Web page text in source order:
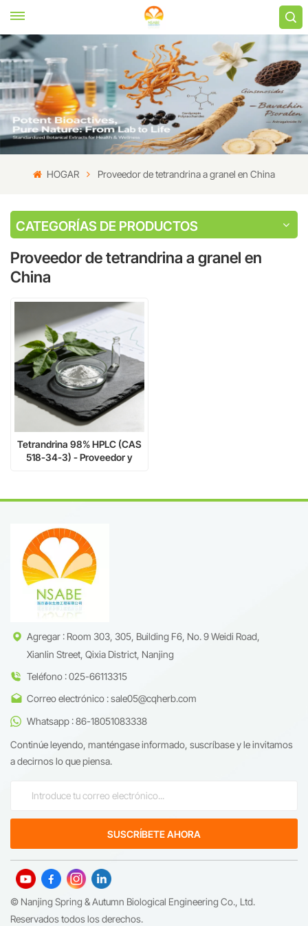
HOGAR Proveedor de tetrandrina a granel en China
CATEGORÍAS DE PRODUCTOS
Proveedor de tetrandrina a granel en
China
Tetrandrina 98% HPLC (CAS
518-34-3) - Proveedor y
Agregar : Room 303, 305, Building F6, No. 9 Weidi Road,
Xianlin Street, Qixia District, Nanjing
Teléfono : 025-66113315
Correo electrónico : sale05@cqherb.com
Whatsapp : 86-18051083338
Continúe leyendo, manténgase informado, suscríbase y le invitamos
a decirnos lo que piensa.
© Nanjing Spring & Autumn Biological Engineering Co., Ltd.
Reservados todos los derechos.